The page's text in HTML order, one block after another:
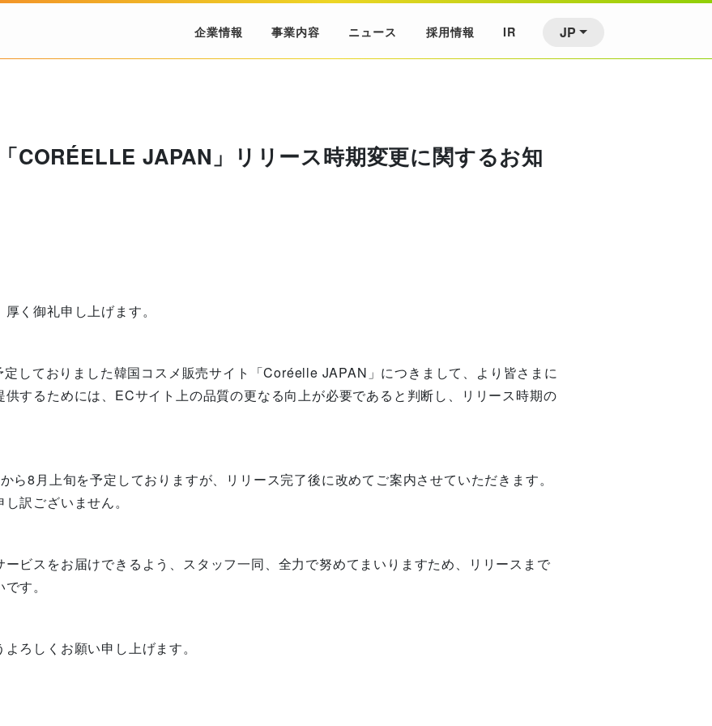
企業情報 事業内容 ニュース 採用情報 IR JP
CORÉELLE JAPAN」リリース時期変更に関するお知
く御礼申し上げます。
しておりました韓国コスメ販売サイト「Coréelle JAPAN」につきまして、より皆さまに
するためには、ECサイト上の品質の更なる向上が必要であると判断し、リリース時期の
ら8月上旬を予定しておりますが、リリース完了後に改めてご案内させていただきます。
訳ございません。
ビスをお届けできるよう、スタッフ一同、全力で努めてまいりますため、リリースまで
す。
ろしくお願い申し上げます。